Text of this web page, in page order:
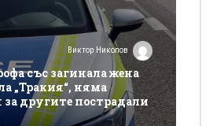
Виктор Николов
със загинала жена
„Тракия“, няма
другите пострадали